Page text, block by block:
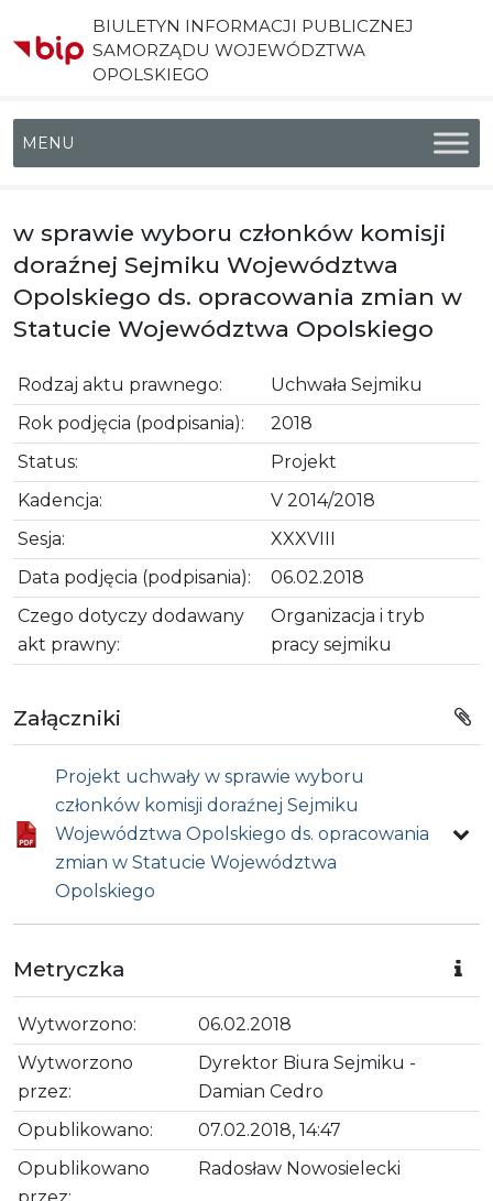
BIULETYN INFORMACJI PUBLICZNEJ
SAMORZĄDU WOJEWÓDZTWA
OPOLSKIEGO
Menu główne
w sprawie wyboru członków komisji
doraźnej Sejmiku Województwa
Opolskiego ds. opracowania zmian w
Statucie Województwa Opolskiego
Rodzaj aktu prawnego:
Uchwała Sejmiku
Rok podjęcia (podpisania):
2018
Status:
Projekt
Kadencja:
V 2014/2018
Sesja:
XXXVIII
Data podjęcia (podpisania):
06.02.2018
Czego dotyczy dodawany
akt prawny:
Organizacja i tryb
pracy sejmiku
Załączniki
Projekt uchwały w sprawie wyboru
członków komisji doraźnej Sejmiku
Województwa Opolskiego ds. opracowania
zmian w Statucie Województwa
Opolskiego
Metryczka
Wytworzono:
06.02.2018
Wytworzono
przez:
Dyrektor Biura Sejmiku -
Damian Cedro
Opublikowano:
07.02.2018, 14:47
Opublikowano
przez:
Radosław Nowosielecki